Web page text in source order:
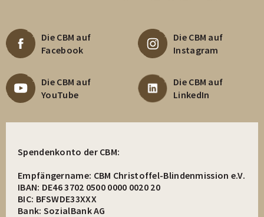
Die CBM auf
Facebook
Die CBM auf
Instagram
Die CBM auf
YouTube
Die CBM auf
LinkedIn
Spendenkonto der CBM:
Empfängername: CBM Christoffel-Blindenmission e.V.
IBAN: DE46 3702 0500 0000 0020 20
BIC: BFSWDE33XXX
Bank: SozialBank AG